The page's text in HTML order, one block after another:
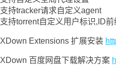
支持tracker请求自定义agent
支持torrent自定义用户标识,ID前
XDown Extensions 扩展安装
XDown 百度网盘下载解决方案